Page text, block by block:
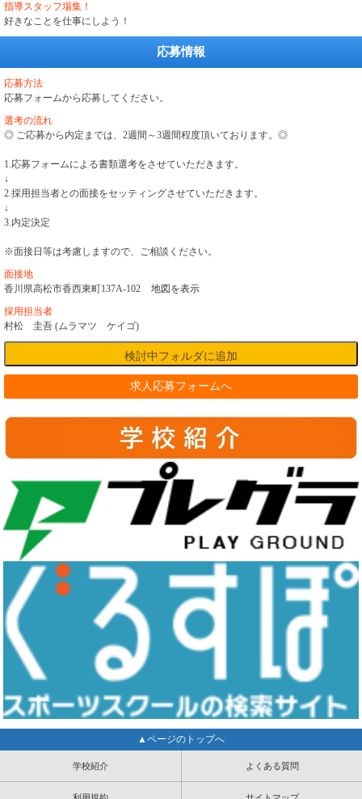
指導スタッフ場集！
好きなことを仕事にしよう！
応募情報
応募方法
応募フォームから応募してください。
選考の流れ
◎ ご応募から内定までは、2週間～3週間程度頂いております。◎
1.応募フォームによる書類選考をさせていただきます。
↓
2.採用担当者との面接をセッティングさせていただきます。
↓
3.内定決定
※面接日等は考慮しますので、ご相談ください。
面接地
香川県高松市香西東町137A-102
地図を表示
採用担当者
村松 圭吾 (ムラマツ ケイゴ)
求人応募フォームへ
▲ページのトップへ
学校紹介 よくある質問